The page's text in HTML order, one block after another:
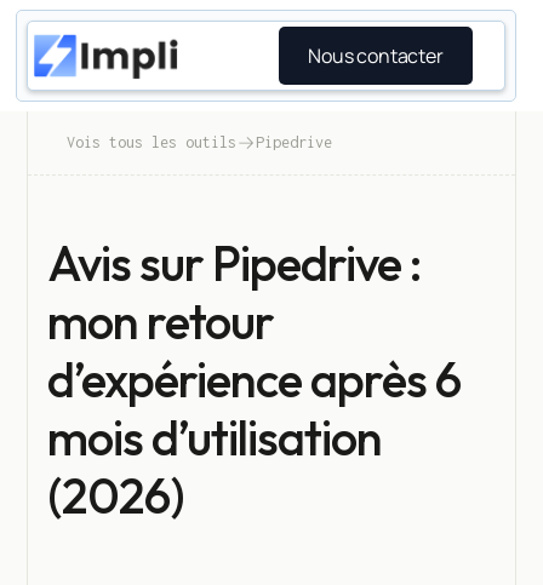
Nous contacter
Vois tous les outils Pipedrive
Avis sur Pipedrive :
mon retour
d’expérience après 6
mois d’utilisation
(2026)